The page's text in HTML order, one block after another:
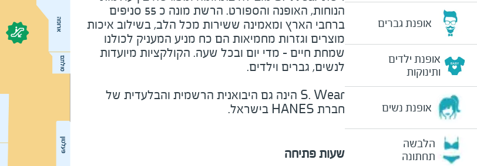
אופנת גברים
אופנת ילדים
ותינוקות
אופנת נשים
הלבשה
תחתונה
הנוחות, האופנה והספורט. הרשת מונה כ 55 סניפים
ברחבי הארץ ומאמינה ששירות מכל הלב, בשילוב איכות
מוצרים וגזרות מחמיאות הם כח מניע המעניק לכולנו
שמחת חיים - מדי יום ובכל שעה. הקולקציות מיועדות
לנשים, גברים וילדים.
S. Wear הינה גם היבואנית הרשמית והבלעדית של
חברת HANES בישראל.
שעות פתיחה